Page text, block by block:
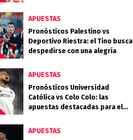
APUESTAS
Pronósticos Palestino vs
Deportivo Riestra: el Tino busca
despedirse con una alegría
APUESTAS
Pronósticos Universidad
Católica vs Colo Colo: las
apuestas destacadas para el
APUESTAS